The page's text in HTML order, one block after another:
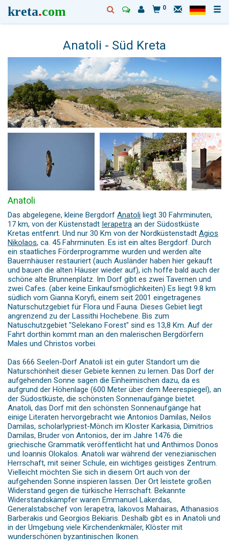
kreta.com 0
Anatoli - Süd Kreta
Anatoli
Das abgelegene, kleine Bergdorf Anatoli liegt 30 Fahrminuten,
17 km, von der Küstenstadt Ierapetra an der Südostküste
Kretas entfenrt. Und nur 30 Km von der Nordküstenstadt Agios
Nikolaos, ca. 45 Fahrminuten. Es ist ein altes Bergdorf. Durch
ein staatliches Förderprogramme wurden und werden alte
Bauernhäuser restauriert (auch Ausländer haben hier gekauft
und bauen die alten Häuser wieder auf), ich hoffe bald auch der
schöne alte Brunnenplatz. Im Dorf gibt es zwei Tavernen und
zwei Cafes. (aber keine Einkaufsmöglichkeiten) Es liegt 9.8 km
südlich vom Gianna Koryfi, einem seit 2001 eingetragenes
Naturschutzgebiet für Flora und Fauna. Dieses Gebiet liegt
angrenzend zu der Lassithi Hochebene. Bis zum
Natuschutzgebiet "Selekano Forest" sind es 13,8 Km. Auf der
Fahrt dorthin kommt man an den malerischen Bergdörfern
Males und Christos vorbei.
Das 666 Seelen-Dorf Anatoli ist ein guter Standort um die
Naturschönheit dieser Gebiete kennen zu lernen. Das Dorf der
aufgehenden Sonne sagen die Einheimischen dazu, da es
aufgrund der Höhenlage (600 Meter über dem Meerespiegel), an
der Südostküste, die schönsten Sonnenaufgänge bietet.
Anatoli, das Dorf mit den schönsten Sonnenaufgänge hat
einige Literaten hervorgebracht wie Antonios Damilas, Neilos
Damilas, scholarlypriest-Mönch im Kloster Karkasia, Dimitrios
Damilas, Bruder von Antonios, der im Jahre 1476 die
griechische Grammatik veröffentlicht hat und Anthimos Donos
und Ioannis Olokalos. Anatoli war während der venezianischen
Herrschaft, mit seiner Schule, ein wichtiges geistiges Zentrum.
Vielleicht möchten Sie sich in diesem Ort auch von der
aufgehenden Sonne inspieren lassen. Der Ort leistete großen
Widerstand gegen die türkische Herrschaft. Bekannte
Widerstandskämpfer waren Emmanuel Lakerdas,
Generalstabschef von Ierapetra, Iakovos Mahairas, Athanasios
Barberakis und Georgios Bekiaris. Deshalb gibt es in Anatoli und
in der Umgebung viele Kirchendenkmäler, Klöster mit
wunderschönen byzantinischen Ikonen.